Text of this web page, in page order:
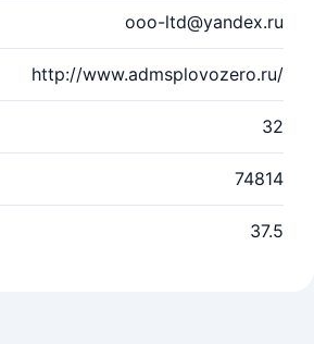
ooo-ltd@yandex.ru
http://www.admsplovozero.ru/
32
74814
37.5